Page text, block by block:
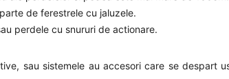
de ferestrele cu jaluzele.
perdele cu snururi de actionare.
sau sistemele au accesori care se despart